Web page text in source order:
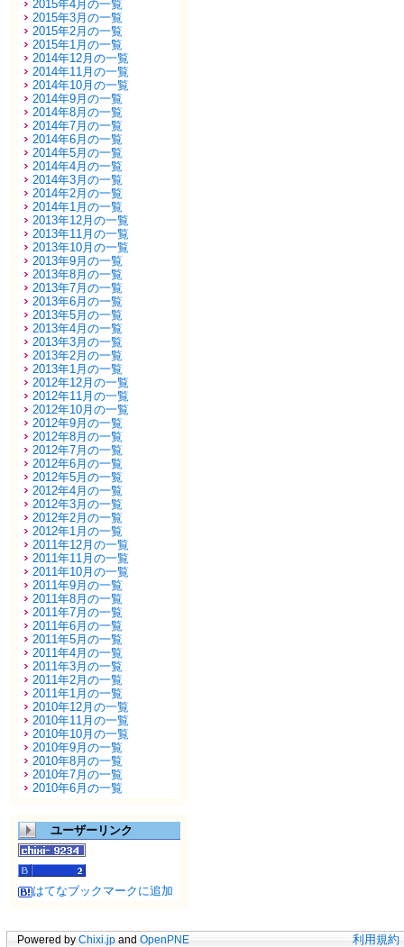
2015年4月の一覧
2015年3月の一覧
2015年2月の一覧
2015年1月の一覧
2014年12月の一覧
2014年11月の一覧
2014年10月の一覧
2014年9月の一覧
2014年8月の一覧
2014年7月の一覧
2014年6月の一覧
2014年5月の一覧
2014年4月の一覧
2014年3月の一覧
2014年2月の一覧
2014年1月の一覧
2013年12月の一覧
2013年11月の一覧
2013年10月の一覧
2013年9月の一覧
2013年8月の一覧
2013年7月の一覧
2013年6月の一覧
2013年5月の一覧
2013年4月の一覧
2013年3月の一覧
2013年2月の一覧
2013年1月の一覧
2012年12月の一覧
2012年11月の一覧
2012年10月の一覧
2012年9月の一覧
2012年8月の一覧
2012年7月の一覧
2012年6月の一覧
2012年5月の一覧
2012年4月の一覧
2012年3月の一覧
2012年2月の一覧
2012年1月の一覧
2011年12月の一覧
2011年11月の一覧
2011年10月の一覧
2011年9月の一覧
2011年8月の一覧
2011年7月の一覧
2011年6月の一覧
2011年5月の一覧
2011年4月の一覧
2011年3月の一覧
2011年2月の一覧
2011年1月の一覧
2010年12月の一覧
2010年11月の一覧
2010年10月の一覧
2010年9月の一覧
2010年8月の一覧
2010年7月の一覧
2010年6月の一覧
ユーザーリンク
はてなブックマークに追加
Powered by Chixi.jp and OpenPNE 利用規約